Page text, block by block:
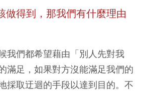
做得到，那我們有什麼理由
我們都希望藉由「別人先對我
滿足，如果對方沒能滿足我們的
採取迂迴的手段以達到目的。不